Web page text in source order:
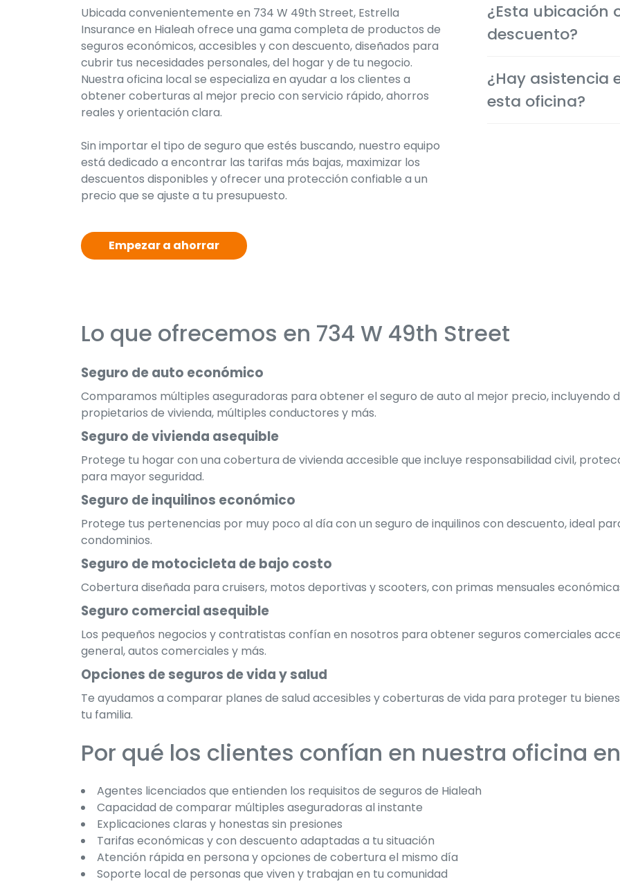
Ubicada convenientemente en 734 W 49th Street, Estrella
Insurance en Hialeah ofrece una gama completa de productos de
seguros económicos, accesibles y con descuento, diseñados para
cubrir tus necesidades personales, del hogar y de tu negocio.
Nuestra oficina local se especializa en ayudar a los clientes a
obtener coberturas al mejor precio con servicio rápido, ahorros
reales y orientación clara.
Sin importar el tipo de seguro que estés buscando, nuestro equipo
está dedicado a encontrar las tarifas más bajas, maximizar los
descuentos disponibles y ofrecer una protección confiable a un
precio que se ajuste a tu presupuesto.
Empezar a ahorrar
comenzar
brindándote protección
¿Esta ubicación
descuento?
disponibles para
tu situación.
¿Hay asistencia
esta oficina?
Lo que ofrecemos en 734 W 49th Street
Seguro de auto económico
Comparamos múltiples aseguradoras para obtener el seguro de auto al mejor precio, incluyendo
propietarios de vivienda, múltiples conductores y más.
Seguro de vivienda asequible
Protege tu hogar con una cobertura de vivienda accesible que incluye responsabilidad civil,
para mayor seguridad.
Seguro de inquilinos económico
Protege tus pertenencias por muy poco al día con un seguro de inquilinos con descuento, ideal
condominios.
Seguro de motocicleta de bajo costo
Cobertura diseñada para cruisers, motos deportivas y scooters, con primas mensuales
Seguro comercial asequible
Los pequeños negocios y contratistas confían en nosotros para obtener seguros comerciales
general, autos comerciales y más.
Opciones de seguros de vida y salud
Te ayudamos a comparar planes de salud accesibles y coberturas de vida para proteger tu
tu familia.
Por qué los clientes confían en nuestra oficina
Agentes licenciados que entienden los requisitos de seguros de Hialeah
Capacidad de comparar múltiples aseguradoras al instante
Explicaciones claras y honestas sin presiones
Tarifas económicas y con descuento adaptadas a tu situación
Atención rápida en persona y opciones de cobertura el mismo día
Soporte local de personas que viven y trabajan en tu comunidad